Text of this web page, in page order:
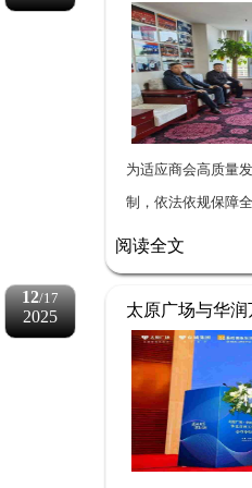
会员代表大会胜
为适应商会高质量
制，依法依规保障
规范有序、公正合
阅读全文
12/17
2025
太原广场与华
仪式圆满成功